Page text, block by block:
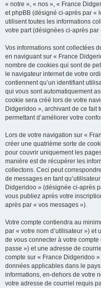
« notre », « nos », « France
et phpBB (désigné ci-après par «
utilisent toutes les informations
votre part (désignées ci-après par
Vos informations sont collectées
en naviguant sur « France
nombre de cookies qui sont de
le navigateur internet de votre
contiennent qu’un identifiant
qui vous sont automatiquement
cookie sera créé lors de votre
Didgeridoo », archivant de ce fait
permettant d’améliorer votre
Lors de votre navigation sur «
créer une quatrième sorte de
pour couvrir uniquement les
manière est de récupérer les
collectons. Ceci peut
de messages en tant
Didgeridoo » (désignée ci-après
vous publiez après votre
après par « vos messages »).
Votre compte contiendra au
par « votre nom d’utilisateur ») et
de vous connecter à votre
passe ») et une adresse de
compte sur « France Didgeridoo
données applicables dans le
informations, en-dehors de votre
votre adresse de courriel requis